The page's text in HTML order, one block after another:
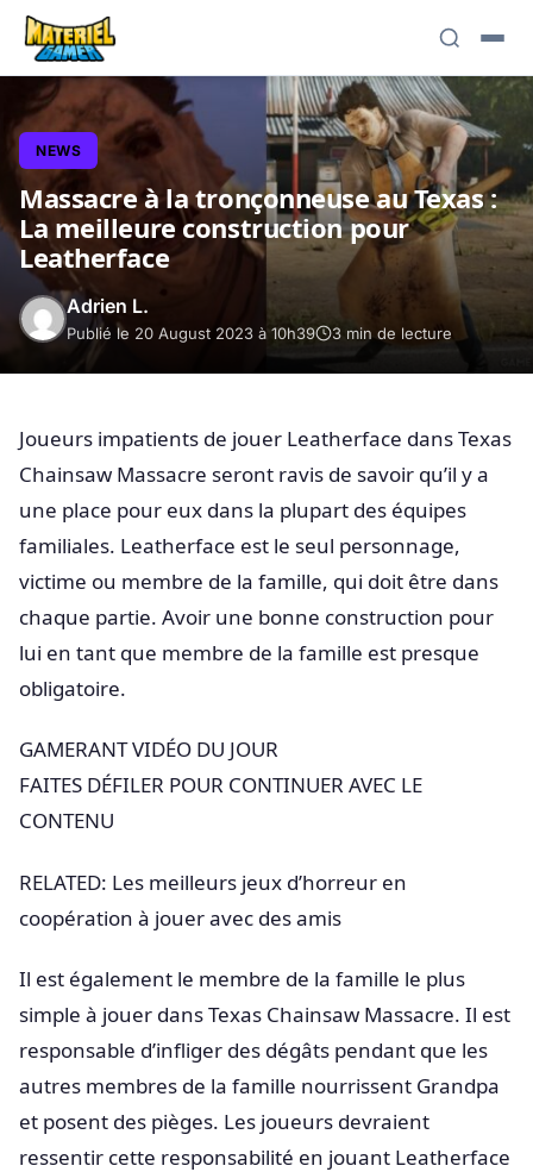
NEWS
Massacre à la tronçonneuse au Texas :
La meilleure construction pour
Leatherface
Adrien L.
Publié le 20 August 2023 à 10h39 3 min de lecture
Joueurs impatients de jouer Leatherface dans Texas
Chainsaw Massacre seront ravis de savoir qu’il y a
une place pour eux dans la plupart des équipes
familiales. Leatherface est le seul personnage,
victime ou membre de la famille, qui doit être dans
chaque partie. Avoir une bonne construction pour
lui en tant que membre de la famille est presque
obligatoire.
GAMERANT VIDÉO DU JOUR
FAITES DÉFILER POUR CONTINUER AVEC LE
CONTENU
RELATED: Les meilleurs jeux d’horreur en
coopération à jouer avec des amis
Il est également le membre de la famille le plus
simple à jouer dans Texas Chainsaw Massacre. Il est
responsable d’infliger des dégâts pendant que les
autres membres de la famille nourrissent Grandpa
et posent des pièges. Les joueurs devraient
ressentir cette responsabilité en jouant Leatherface